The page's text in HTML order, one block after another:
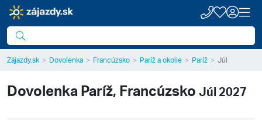
Zájazdy.sk Dovolenka Francúzsko Paríž a okolie Paríž Júl
Dovolenka Paríž, Francúzsko Júl 2027